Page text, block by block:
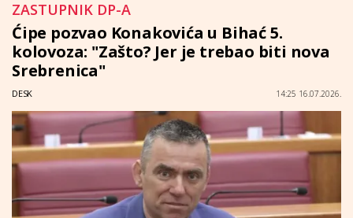
ZASTUPNIK DP-A
Ćipe pozvao Konakovića u Bihać 5.
kolovoza: "Zašto? Jer je trebao biti nova
Srebrenica"
DESK 14:25 16.07.2026.